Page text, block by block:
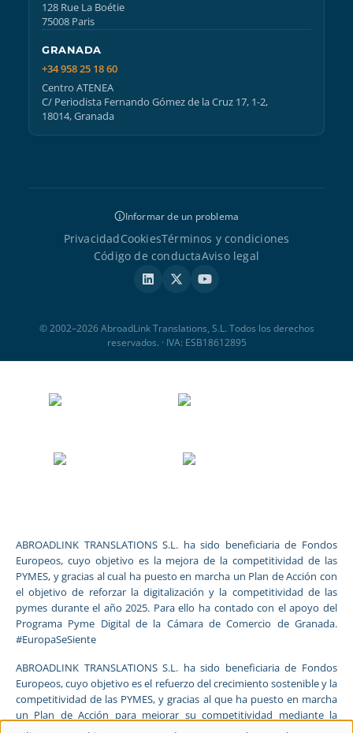
128 Rue La Boétie
75008 Paris
GRANADA
+34 958 25 18 60
Centro ATENEA
C/ Periodista Fernando Gómez de la Cruz 17, 1-2,
18014, Granada
Informar de un problema
PrivacidadCookiesTérminos y condiciones
Código de conductaAviso legal
© 2002–2026 AbroadLink Translations, S.L. Todos los derechos
reservados. · IVA: ESB18612895
ABROADLINK TRANSLATIONS S.L. ha sido beneficiaria de Fondos
Europeos, cuyo objetivo es la mejora de la competitividad de las
PYMES, y gracias al cual ha puesto en marcha un Plan de Acción con
el objetivo de reforzar la digitalización y la competitividad de las
pymes durante el año 2025. Para ello ha contado con el apoyo del
Programa Pyme Digital de la Cámara de Comercio de Granada.
#EuropaSeSiente
ABROADLINK TRANSLATIONS S.L. ha sido beneficiaria de Fondos
Europeos, cuyo objetivo es el refuerzo del crecimiento sostenible y la
competitividad de las PYMES, y gracias al que ha puesto en marcha
un Plan de Acción para mejorar su competitividad mediante la